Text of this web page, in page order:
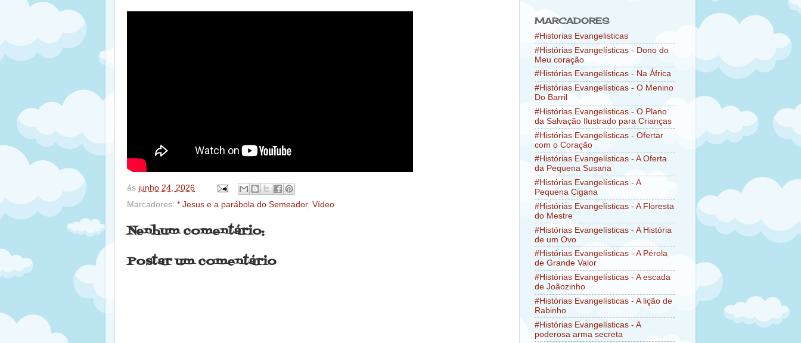
às junho 24, 2026
Marcadores: * Jesus e a parábola do Semeador, Vídeo
Nenhum comentário:
Postar um comentário
MARCADORES
#Historias Evangelisticas
#Histórias Evangelísticas - Dono do
Meu coração
#Histórias Evangelísticas - Na África
#Histórias Evangelísticas - O Menino
Do Barril
#Histórias Evangelísticas - O Plano
da Salvação Ilustrado para Crianças
#Histórias Evangelísticas - Ofertar
com o Coração
#Histórias Evangelísticas - A Oferta
da Pequena Susana
#Histórias Evangelísticas - A
Pequena Cigana
#Histórias Evangelísticas - A Floresta
do Mestre
#Histórias Evangelísticas - A História
de um Ovo
#Histórias Evangelísticas - A Pérola
de Grande Valor
#Histórias Evangelísticas - A escada
de Joãozinho
#Histórias Evangelísticas - A lição de
Rabinho
#Histórias Evangelísticas - A
poderosa arma secreta